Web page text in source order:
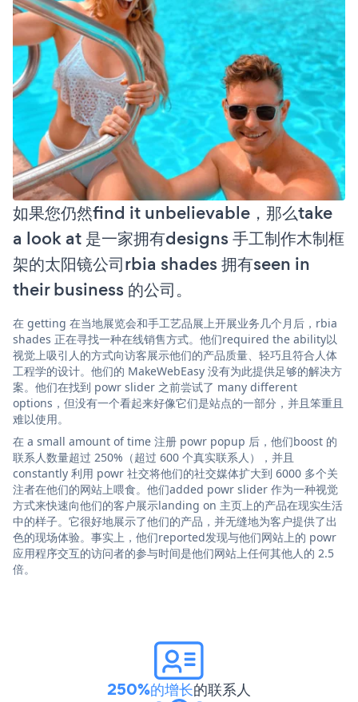
如果您仍然find it unbelievable，那么take
a look at 是一家拥有designs 手工制作木制框
架的太阳镜公司rbia shades 拥有seen in
their business 的公司。
在 getting 在当地展览会和手工艺品展上开展业务几个月后，rbia
shades 正在寻找一种在线销售方式。他们required the ability以
视觉上吸引人的方式向访客展示他们的产品质量、轻巧且符合人体
工程学的设计。他们的 MakeWebEasy 没有为此提供足够的解决方
案。他们在找到 powr slider 之前尝试了 many different
options，但没有一个看起来好像它们是站点的一部分，并且笨重且
难以使用。
在 a small amount of time 注册 powr popup 后，他们boost 的
联系人数量超过 250%（超过 600 个真实联系人），并且
constantly 利用 powr 社交将他们的社交媒体扩大到 6000 多个关
注者在他们的网站上喂食。他们added powr slider 作为一种视觉
方式来快速向他们的客户展示landing on 主页上的产品在现实生活
中的样子。它很好地展示了他们的产品，并无缝地为客户提供了出
色的现场体验。事实上，他们reported发现与他们网站上的 powr
应用程序交互的访问者的参与时间是他们网站上任何其他人的 2.5
倍。
250%的增长的联系人